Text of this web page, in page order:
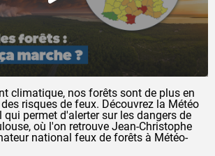
climatique, nos forêts sont de plus en
risques de feux. Découvrez la Météo
permet d'alerter sur les dangers de
où l'on retrouve Jean-Christophe
national feux de forêts à Météo-